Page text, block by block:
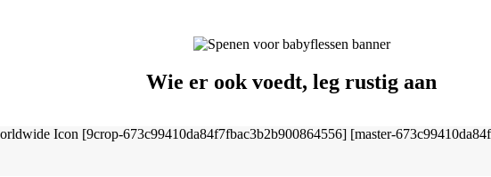
Wie er ook voedt, leg rustig aan